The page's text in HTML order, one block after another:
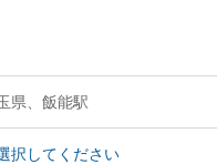
県、飯能駅
択してください